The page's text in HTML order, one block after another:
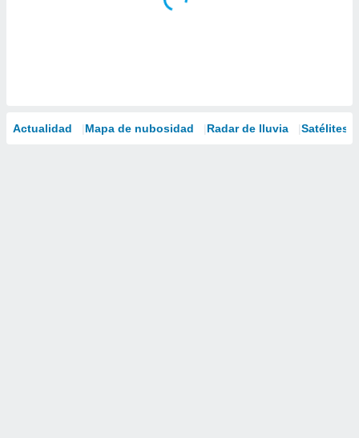
Actualidad Mapa de nubosidad Radar de lluvia Satélites